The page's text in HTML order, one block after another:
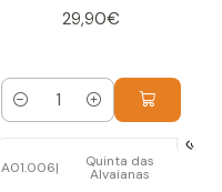
29,90€
Cantidad
A01.006| Quinta das
Alvaianas